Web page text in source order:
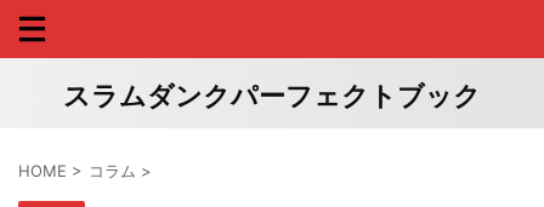
スラムダンクパーフェクトブック
HOME > コラム >